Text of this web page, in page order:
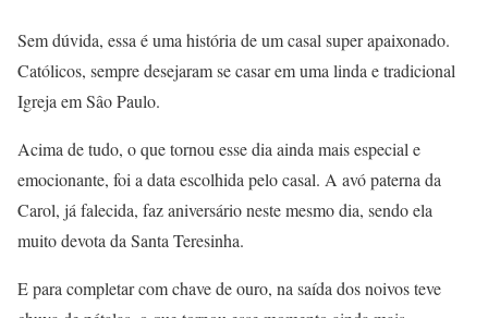
Sem dúvida, essa é uma história de um casal super apaixonado.
Católicos, sempre desejaram se casar em uma linda e tradicional
Igreja em Sâo Paulo.
Acima de tudo, o que tornou esse dia ainda mais especial e
emocionante, foi a data escolhida pelo casal. A avó paterna da
Carol, já falecida, faz aniversário neste mesmo dia, sendo ela
muito devota da Santa Teresinha.
E para completar com chave de ouro, na saída dos noivos teve